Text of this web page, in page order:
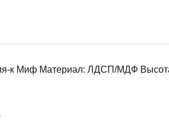
к Миф Материал: ЛДСП/МДФ